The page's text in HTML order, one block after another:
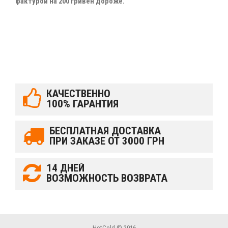
КАЧЕСТВЕННО
100% ГАРАНТИЯ
БЕСПЛАТНАЯ ДОСТАВКА
ПРИ ЗАКАЗЕ ОТ 3000 ГРН
14 ДНЕЙ
ВОЗМОЖНОСТЬ ВОЗВРАТА